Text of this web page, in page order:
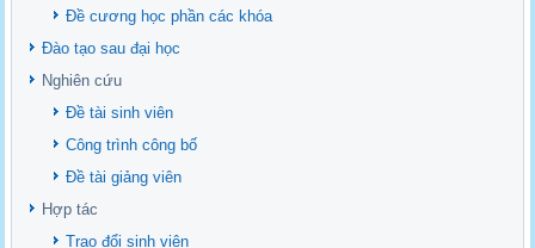
Đề cương học phần các khóa
Đào tạo sau đại học
Nghiên cứu
Đề tài sinh viên
Công trình công bố
Đề tài giảng viên
Hợp tác
Trao đổi sinh viên